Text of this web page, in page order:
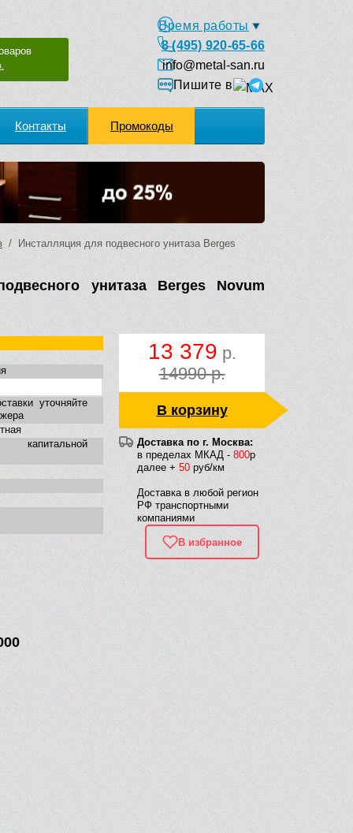
Время работы
8 (495) 920-65-66
info@metal-san.ru
Пишите в
Контакты Промокоды
/ Инсталляция для подвесного унитаза Berges
унитаза Berges Novum
13 379 р.
14990 р.
В корзину
Доставка по г. Москва:
в пределах МКАД - 800р
далее + 50 руб/км
Доставка в любой регион
РФ транспортными
компаниями
В избранное
уточняйте
капитальной